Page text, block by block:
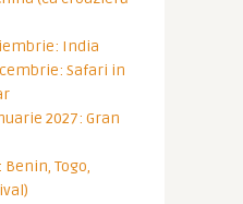
India
Safari in
2027: Gran
Togo,